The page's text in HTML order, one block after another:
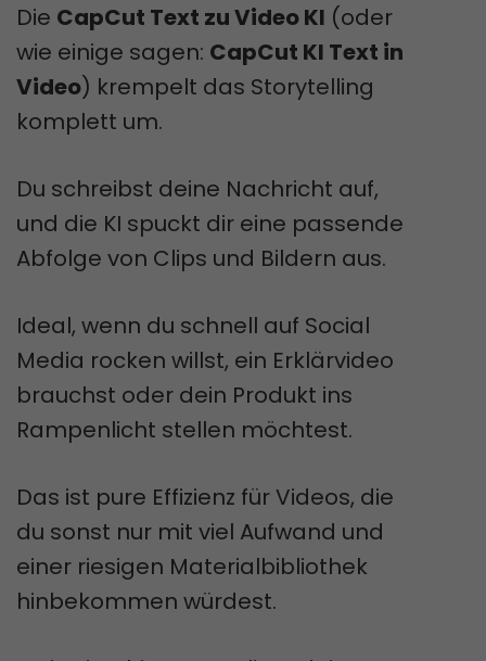
Die CapCut Text zu Video KI (oder
wie einige sagen: CapCut KI Text in
Video) krempelt das Storytelling
komplett um.
Du schreibst deine Nachricht auf,
und die KI spuckt dir eine passende
Abfolge von Clips und Bildern aus.
Ideal, wenn du schnell auf Social
Media rocken willst, ein Erklärvideo
brauchst oder dein Produkt ins
Rampenlicht stellen möchtest.
Das ist pure Effizienz für Videos, die
du sonst nur mit viel Aufwand und
einer riesigen Materialbibliothek
hinbekommen würdest.